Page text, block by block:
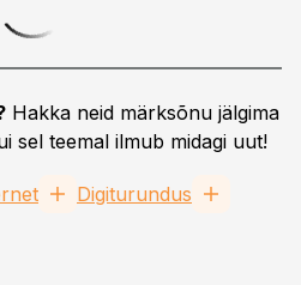
Hakka neid märksõnu jälgima
sel teemal ilmub midagi uut!
Digiturundus